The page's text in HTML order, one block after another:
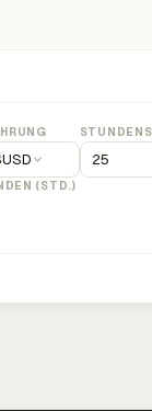
USD
(STD.)